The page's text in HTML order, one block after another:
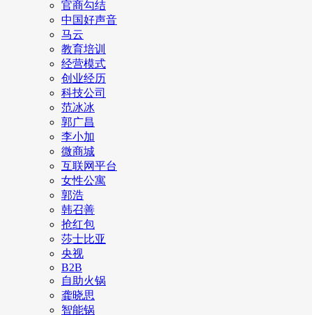
官商勾结
中国好声音
马云
教育培训
经营模式
创业经历
科技公司
范冰冰
郭广昌
李小加
微商城
互联网平台
女性公寓
郭浩
韩召善
抢红包
莎士比亚
央视
B2B
自助火锅
龚晓思
智能锅